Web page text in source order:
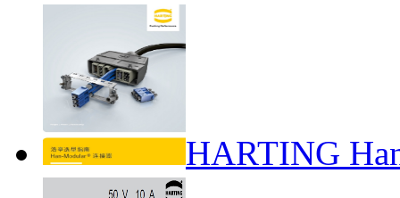
HARTING